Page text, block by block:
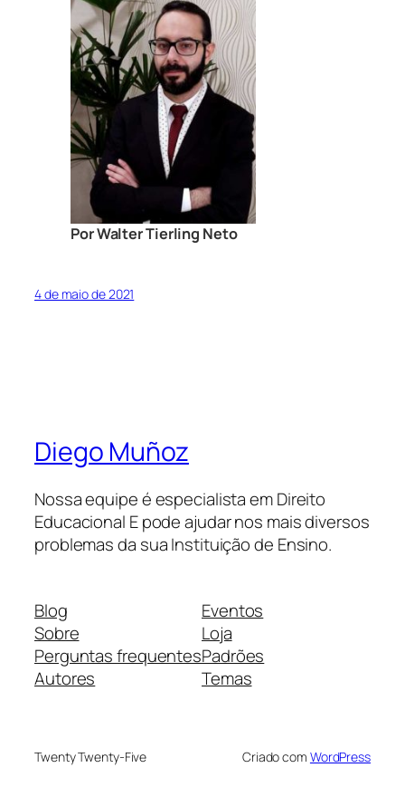
Por Walter Tierling Neto
4 de maio de 2021
Diego Muñoz
Nossa equipe é especialista em Direito
Educacional E pode ajudar nos mais diversos
problemas da sua Instituição de Ensino.
Blog
Sobre
Perguntas frequentes
Autores
Eventos
Loja
Padrões
Temas
Twenty Twenty-Five Criado com WordPress